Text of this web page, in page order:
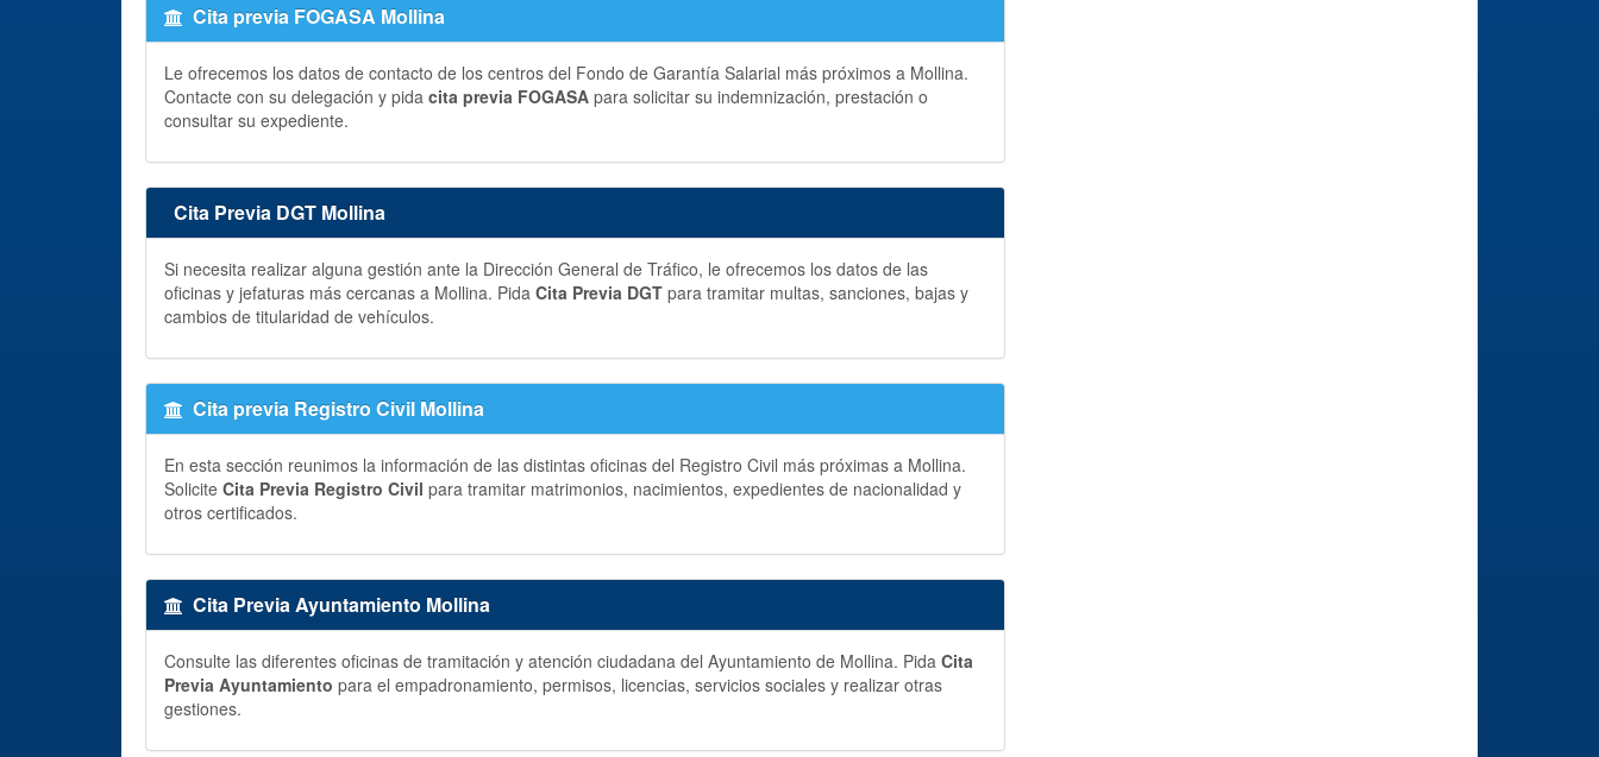
Cita previa FOGASA Mollina
Le ofrecemos los datos de contacto de los centros del Fondo de Garantía Salarial más próximos a Mollina.
Contacte con su delegación y pida cita previa FOGASA para solicitar su indemnización, prestación o
consultar su expediente.
Cita Previa DGT Mollina
Si necesita realizar alguna gestión ante la Dirección General de Tráfico, le ofrecemos los datos de las
oficinas y jefaturas más cercanas a Mollina. Pida Cita Previa DGT para tramitar multas, sanciones, bajas y
cambios de titularidad de vehículos.
Cita previa Registro Civil Mollina
En esta sección reunimos la información de las distintas oficinas del Registro Civil más próximas a Mollina.
Solicite Cita Previa Registro Civil para tramitar matrimonios, nacimientos, expedientes de nacionalidad y
otros certificados.
Cita Previa Ayuntamiento Mollina
Consulte las diferentes oficinas de tramitación y atención ciudadana del Ayuntamiento de Mollina. Pida Cita
Previa Ayuntamiento para el empadronamiento, permisos, licencias, servicios sociales y realizar otras
gestiones.